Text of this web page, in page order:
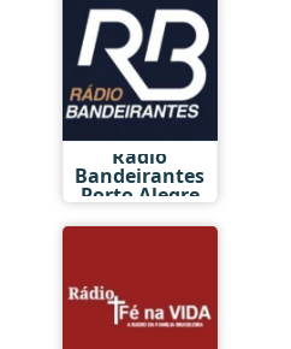
Rádio
Bandeirantes
Porto Alegre